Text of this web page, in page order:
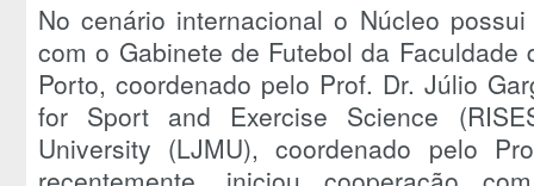
No cenário internacional o Núcleo
com o Gabinete de Futebol da
Porto, coordenado pelo Prof. Dr. Júlio
for Sport and Exercise Science
University (LJMU), coordenado pelo